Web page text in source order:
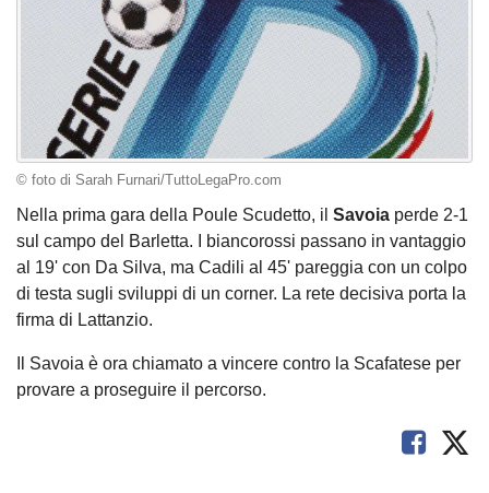
© foto di Sarah Furnari/TuttoLegaPro.com
Nella prima gara della Poule Scudetto, il Savoia perde 2-1
sul campo del Barletta. I biancorossi passano in vantaggio
al 19' con Da Silva, ma Cadili al 45' pareggia con un colpo
di testa sugli sviluppi di un corner. La rete decisiva porta la
firma di Lattanzio.
Il Savoia è ora chiamato a vincere contro la Scafatese per
provare a proseguire il percorso.